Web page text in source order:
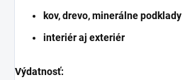
kov, drevo, minerálne podklady
interiér aj exteriér
Výdatnosť: